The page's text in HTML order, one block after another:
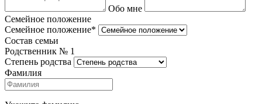
Обо мне
Семейное положение
Семейное положение*
Состав семьи
Родственник № 1
Степень родства
Фамилия